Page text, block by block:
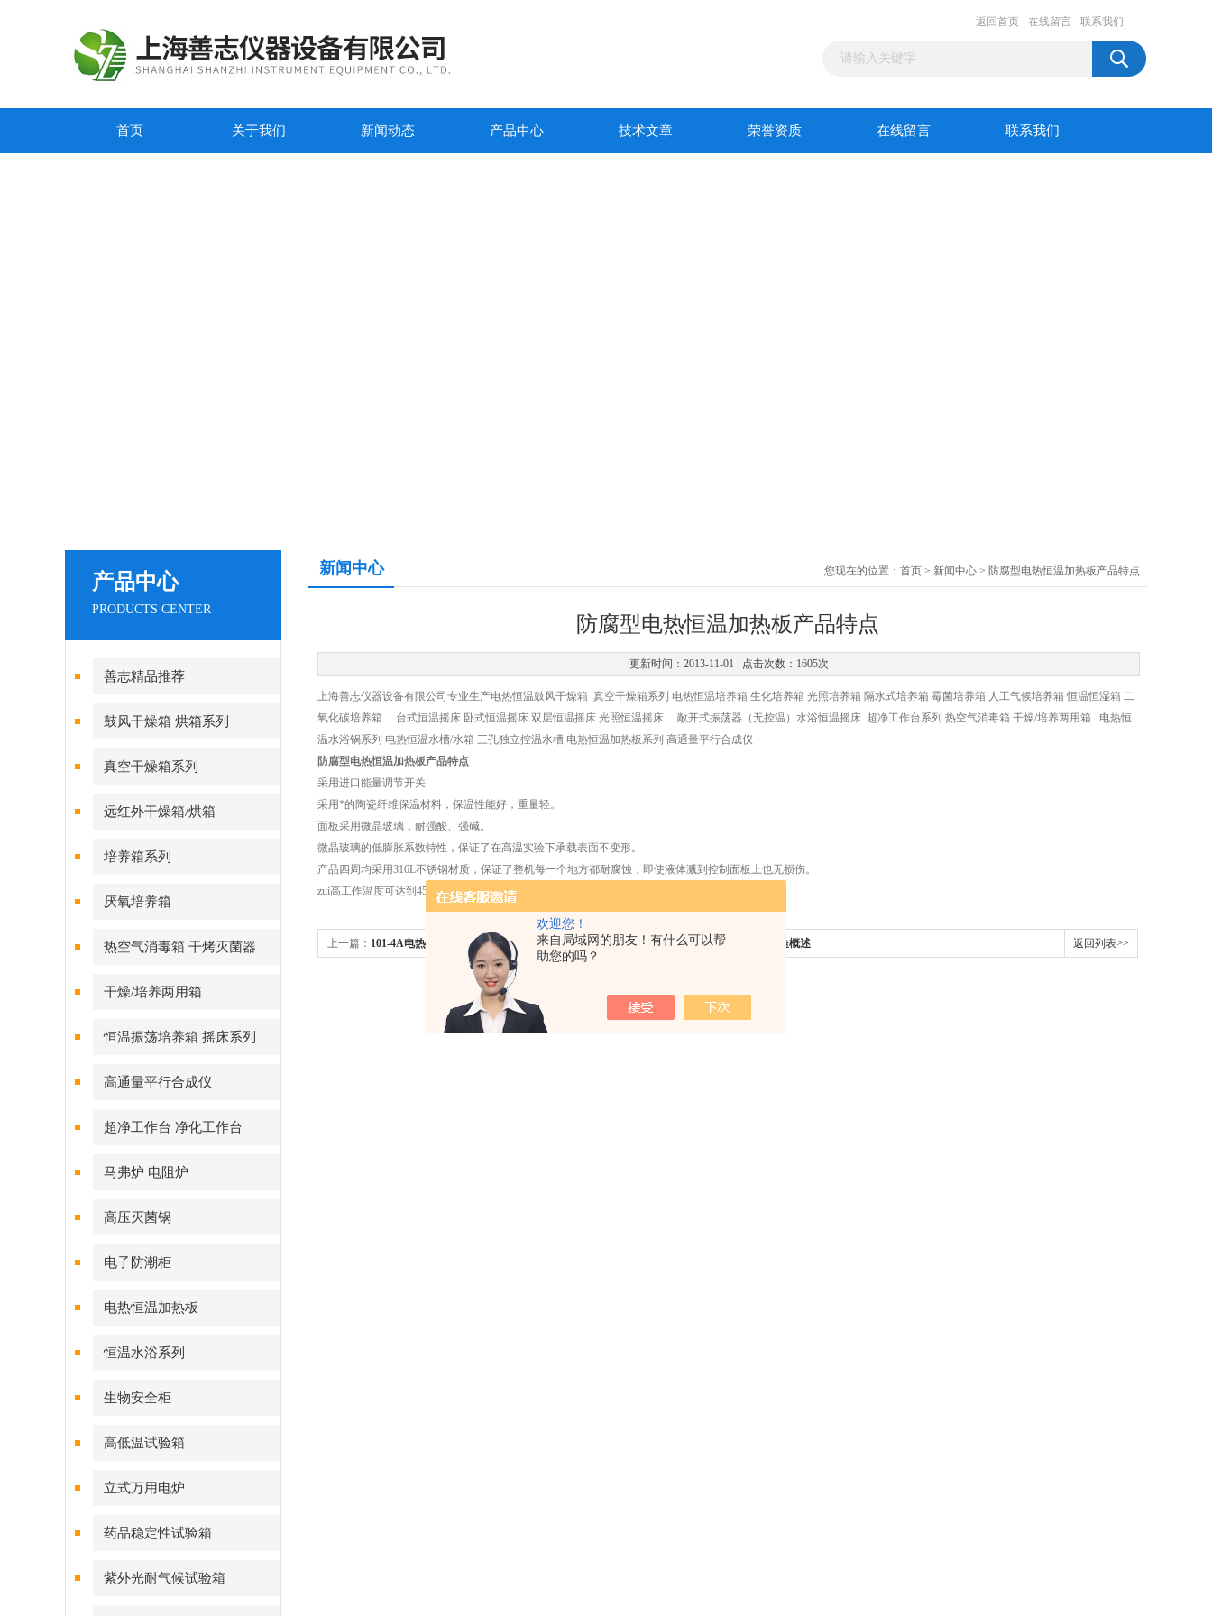
欢迎您！
来自局域网的朋友！有什么可以帮
助您的吗？
返回首页 在线留言 联系我们
首页 关于我们 新闻动态 产品中心 技术文章 荣誉资质 在线留言 联系我们
产品中心
PRODUCTS CENTER
善志精品推荐
鼓风干燥箱 烘箱系列
真空干燥箱系列
远红外干燥箱/烘箱
培养箱系列
厌氧培养箱
热空气消毒箱 干烤灭菌器
干燥/培养两用箱
恒温振荡培养箱 摇床系列
高通量平行合成仪
超净工作台 净化工作台
马弗炉 电阻炉
高压灭菌锅
电子防潮柜
电热恒温加热板
恒温水浴系列
生物安全柜
高低温试验箱
立式万用电炉
药品稳定性试验箱
紫外光耐气候试验箱
新闻中心 您现在的位置： 首页 > 新闻中心 > 防腐型电热恒温加热板产品特点
防腐型电热恒温加热板产品特点
更新时间：2013-11-01 点击次数：1605次
上海善志仪器设备有限公司专业生产电热恒温鼓风干燥箱 真空干燥箱系列 电热恒温培养箱 生化培养箱 光照培养箱 隔水式培养箱 霉菌培养箱 人工气候培养箱 恒温恒湿箱 二
氧化碳培养箱 台式恒温摇床 卧式恒温摇床 双层恒温摇床 光照恒温摇床 敞开式振荡器（无控温）水浴恒温摇床 超净工作台系列 热空气消毒箱 干燥/培养两用箱 电热恒
温水浴锅系列 电热恒温水槽/水箱 三孔独立控温水槽 电热恒温加热板系列 高通量平行合成仪
防腐型电热恒温加热板产品特点
采用进口能量调节开关
采用*的陶瓷纤维保温材料，保温性能好，重量轻。
面板采用微晶玻璃，耐强酸、强碱。
微晶玻璃的低膨胀系数特性，保证了在高温实验下承载表面不变形。
产品四周均采用316L不锈钢材质，保证了整机每一个地方都耐腐蚀，即使液体溅到控制面板上也无损伤。
zui高工作温度可达到450℃。
上一篇： 101-4A电热恒温鼓风干燥箱 恒温烘箱使用和注 下一篇：防腐型电热恒温加热板用途概述 返回列表>>